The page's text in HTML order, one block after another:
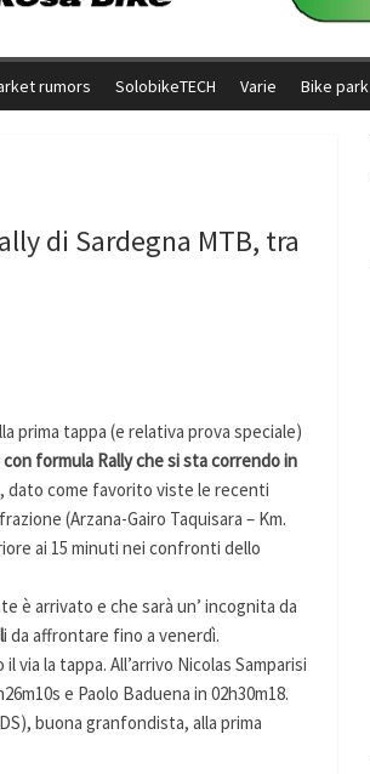
rumors SolobikeTECH Varie Bike park
di Sardegna MTB, tra
prima tappa (e relativa prova speciale)
formula Rally che si sta correndo in
dato come favorito viste le recenti
(Arzana-Gairo Taquisara – Km.
ai 15 minuti nei confronti dello
è arrivato e che sarà un’ incognita da
i da affrontare fino a venerdì.
la tappa. All’arrivo Nicolas Samparisi
e Paolo Baduena in 02h30m18.
buona granfondista, alla prima